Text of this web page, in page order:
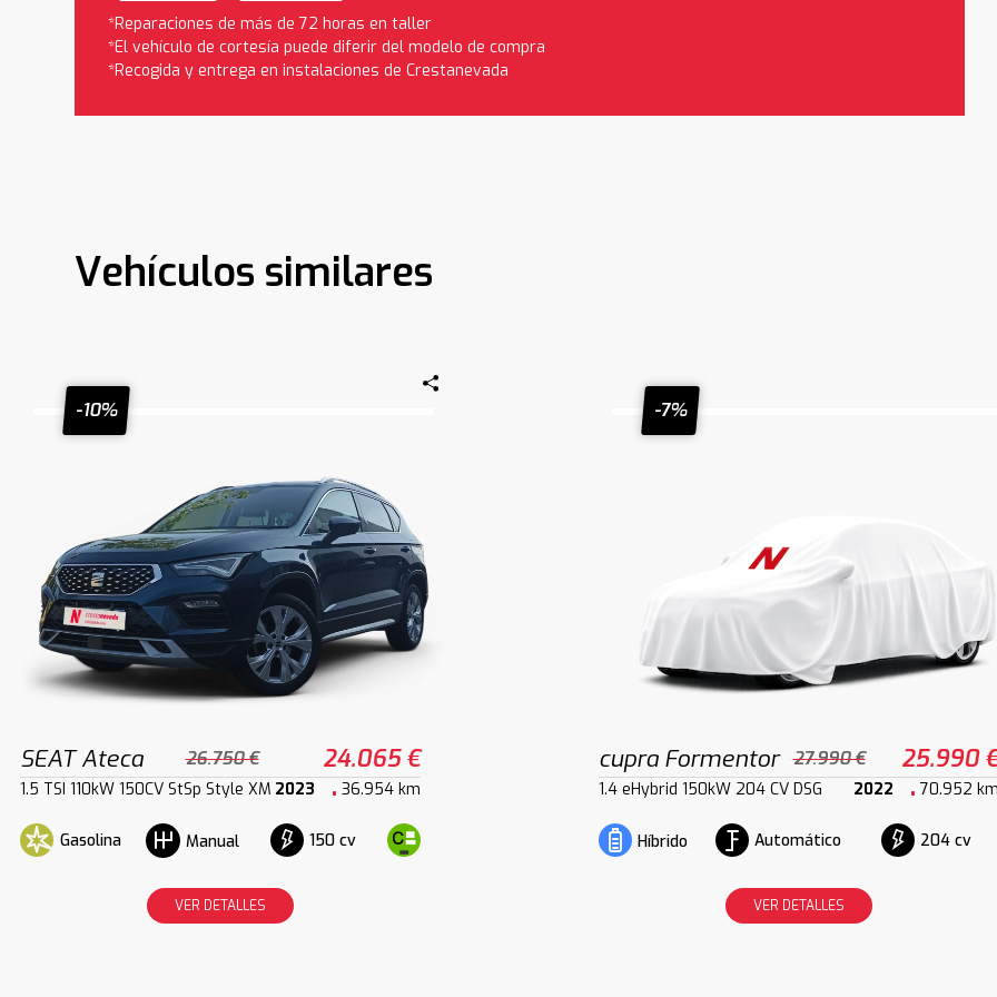
*Reparaciones de más de 72 horas en taller
*El vehículo de cortesía puede diferir del modelo de compra
*Recogida y entrega en instalaciones de Crestanevada
Vehículos similares
-10%
SEAT Ateca 26.750 € 24.065 €
1.5 TSI 110kW 150CV StSp Style XM 2023 36.954 km
Gasolina Manual 150 cv
VER DETALLES
-7%
cupra Formentor 27.990 € 25.990
1.4 eHybrid 150kW 204 CV DSG 2022 70.952
Híbrido Automático 204 cv
VER DETALLES